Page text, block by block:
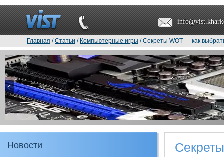
Главная /Статьи / Компьютерные игры / Секреты WOT — как
Новости